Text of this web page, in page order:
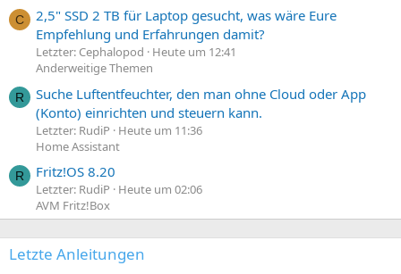
C
2,5" SSD 2 TB für Laptop gesucht, was wäre Eure
Empfehlung und Erfahrungen damit?
Letzter: Cephalopod
Heute um 12:41
Anderweitige Themen
R
Suche Luftentfeuchter, den man ohne Cloud oder App
(Konto) einrichten und steuern kann.
Letzter: RudiP
Heute um 11:36
Home Assistant
R Fritz!OS 8.20
Letzter: RudiP
Heute um 02:06
AVM Fritz!Box
Letzte Anleitungen